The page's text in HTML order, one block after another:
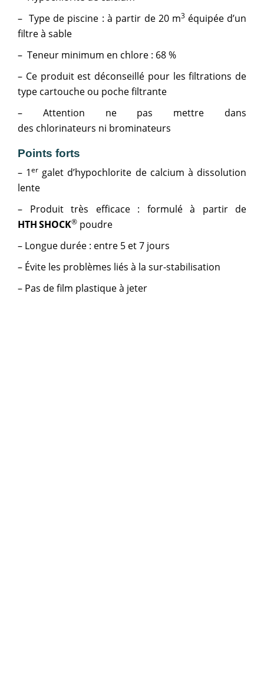
– Type de piscine : à partir de 20 m3 équipée d’un
filtre à sable
– Teneur minimum en chlore : 68 %
– Ce produit est déconseillé pour les filtrations de
type cartouche ou poche filtrante
– Attention ne pas mettre dans
des chlorinateurs ni brominateurs
Points forts
– 1er galet d’hypochlorite de calcium à dissolution
lente
– Produit très efficace : formulé à partir de
HTHSHOCK® poudre
– Longue durée : entre 5 et 7 jours
– Évite les problèmes liés à la sur-stabilisation
– Pas de film plastique à jeter